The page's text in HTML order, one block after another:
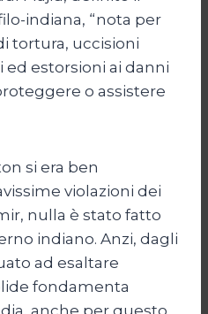
indiana, “nota per
tortura, uccisioni
ed estorsioni ai danni
o assistere
si era ben
violazioni dei
nulla è stato fatto
indiano. Anzi, dagli
ad esaltare
fondamenta
anche per questo